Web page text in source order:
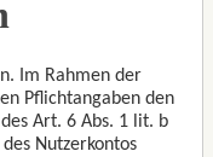
Im Rahmen der
Pflichtangaben den
Art. 6 Abs. 1 lit. b
Nutzerkontos